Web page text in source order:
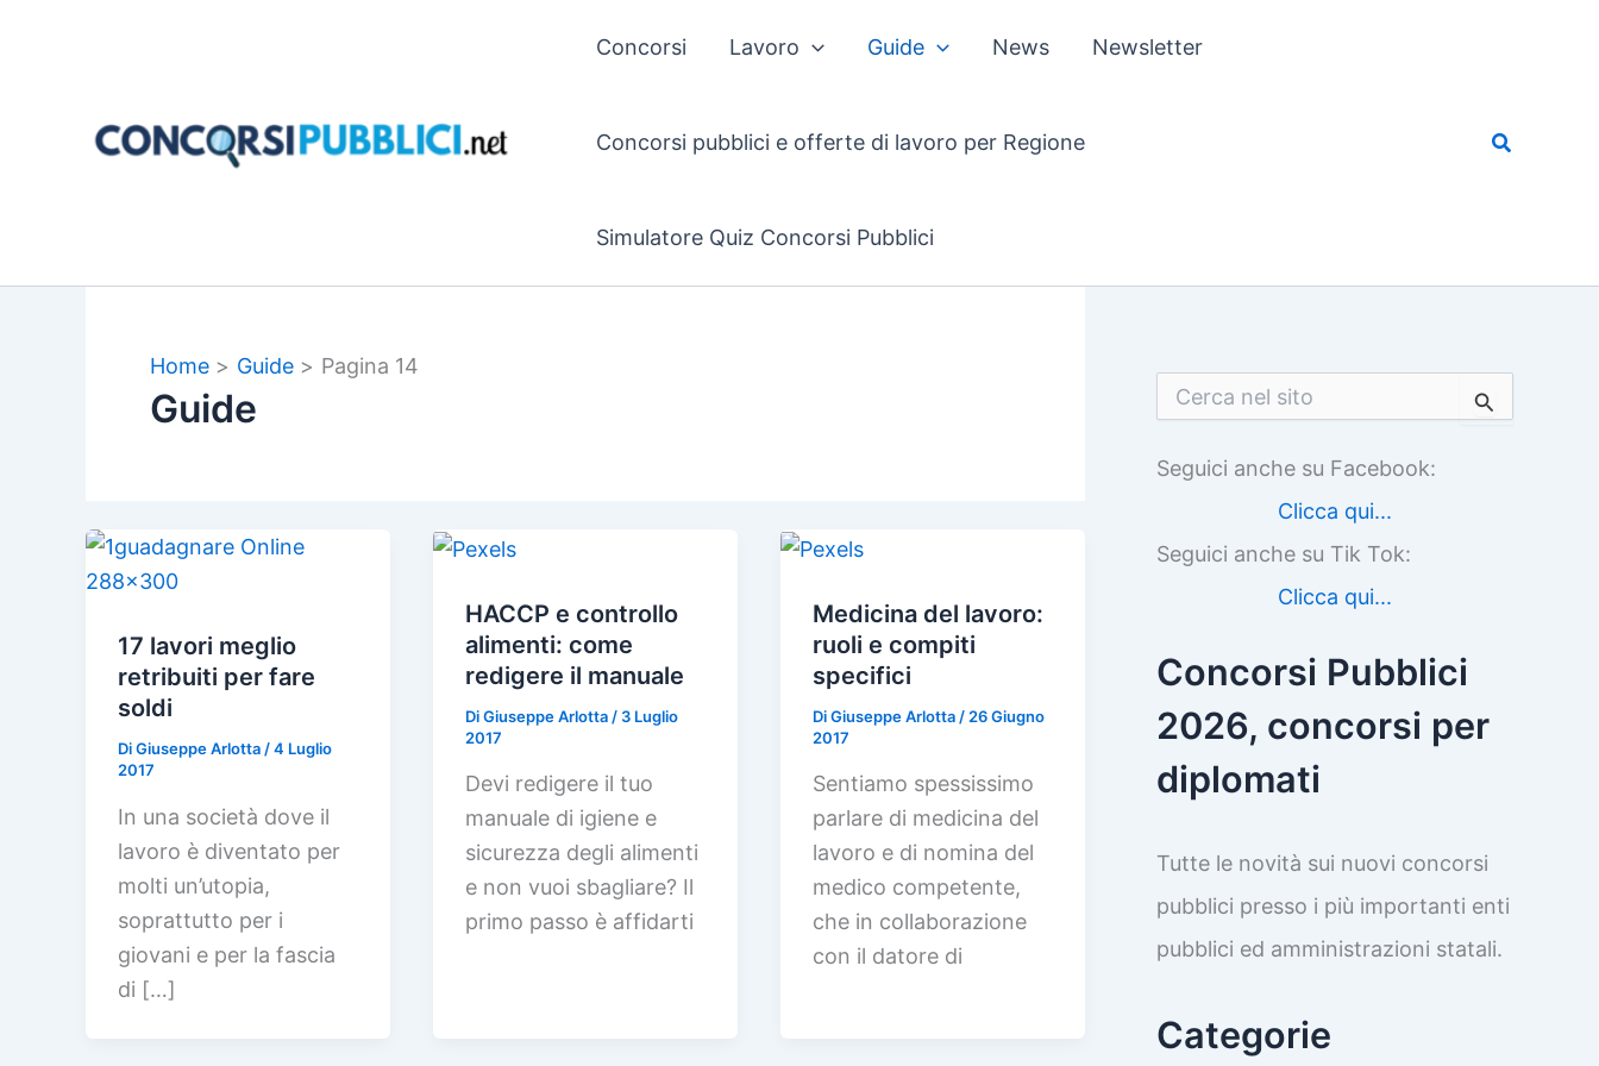
Concorsi Lavoro Guide News Newsletter
Concorsi pubblici e offerte di lavoro per Regione
Simulatore Quiz Concorsi Pubblici
Home Guide Pagina 14
Guide
17 lavori meglio
retribuiti per fare
soldi
DiGiuseppe Arlotta /4 Luglio
2017
In una società dove il
lavoro è diventato per
molti un’utopia,
soprattutto per i
giovani e per la fascia
di […]
HACCP e controllo
alimenti: come
redigere il manuale
DiGiuseppe Arlotta / 3 Luglio
2017
Devi redigere il tuo
manuale di igiene e
sicurezza degli alimenti
e non vuoi sbagliare? Il
primo passo è affidarti
Medicina del lavoro:
ruoli e compiti
specifici
DiGiuseppe Arlotta / 26 Giugno
2017
Sentiamo spessissimo
parlare di medicina del
lavoro e di nomina del
medico competente,
che in collaborazione
con il datore di
a
Seguici anche su Facebook:
Clicca qui...
Seguici anche su Tik Tok:
Clicca qui...
Concorsi Pubblici
2026, concorsi per
diplomati
Tutte le novità sui nuovi concorsi
pubblici presso i più importanti enti
pubblici ed amministrazioni statali.
Categorie